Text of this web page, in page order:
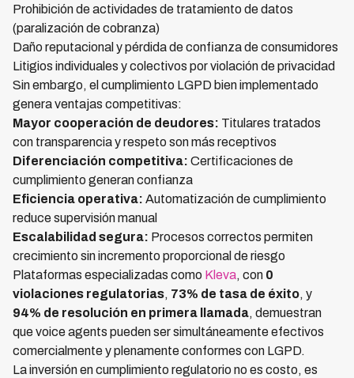
Prohibición de actividades de tratamiento de datos
(paralización de cobranza)
Daño reputacional y pérdida de confianza de consumidores
Litigios individuales y colectivos por violación de privacidad
Sin embargo, el cumplimiento LGPD bien implementado
genera ventajas competitivas:
Mayor cooperación de deudores: Titulares tratados
con transparencia y respeto son más receptivos
Diferenciación competitiva: Certificaciones de
cumplimiento generan confianza
Eficiencia operativa: Automatización de cumplimiento
reduce supervisión manual
Escalabilidad segura: Procesos correctos permiten
crecimiento sin incremento proporcional de riesgo
Plataformas especializadas como Kleva, con 0
violaciones regulatorias, 73% de tasa de éxito, y
94% de resolución en primera llamada, demuestran
que voice agents pueden ser simultáneamente efectivos
comercialmente y plenamente conformes con LGPD.
La inversión en cumplimiento regulatorio no es costo, es